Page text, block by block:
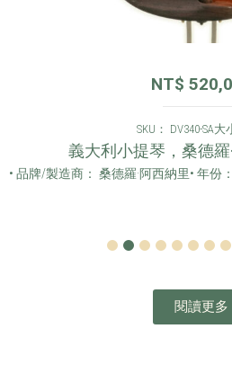
NT$
SKU： DV340-SA大
義大利小提琴，桑德羅
• 品牌/製造商： 桑德羅·阿西納里• 年份
4 5 6 7 8 9 10
閱讀更多